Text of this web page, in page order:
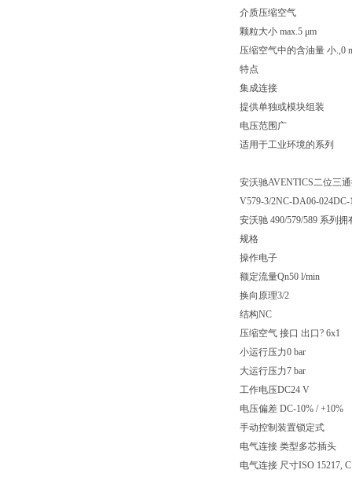
介质压缩空气
颗粒大小 max.5 μm
压缩空气中的含油量 小.,0
特点
集成连接
提供单独或模块组装
电压范围广
适用于工业环境的系列
安沃驰AVENTICS二位三
V579-3/2NC-DA06-024DC-
安沃驰 490/579/589 系列
规格
操作电子
额定流量Qn50 l/min
换向原理3/2
结构NC
压缩空气 接口 出口? 6x1
小运行压力0 bar
大运行压力7 bar
工作电压DC24 V
电压偏差 DC-10% / +10%
手动控制装置锁定式
电气连接 类型多芯插头
电气连接 尺寸ISO 15217,